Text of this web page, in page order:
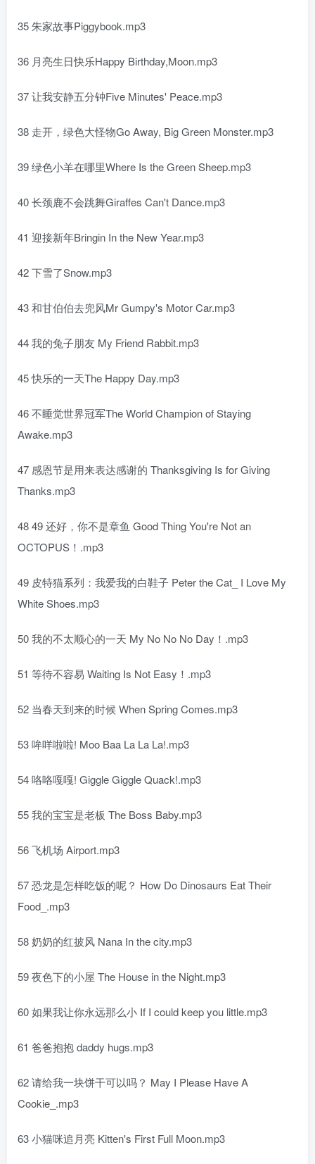
35 朱家故事Piggybook.mp3
36 月亮生日快乐Happy Birthday,Moon.mp3
37 让我安静五分钟Five Minutes' Peace.mp3
38 走开，绿色大怪物Go Away, Big Green Monster.mp3
39 绿色小羊在哪里Where Is the Green Sheep.mp3
40 长颈鹿不会跳舞Giraffes Can't Dance.mp3
41 迎接新年Bringin In the New Year.mp3
42 下雪了Snow.mp3
43 和甘伯伯去兜风Mr Gumpy's Motor Car.mp3
44 我的兔子朋友 My Friend Rabbit.mp3
45 快乐的一天The Happy Day.mp3
46 不睡觉世界冠军The World Champion of Staying
Awake.mp3
47 感恩节是用来表达感谢的 Thanksgiving Is for Giving
Thanks.mp3
48 49 还好，你不是章鱼 Good Thing You're Not an
OCTOPUS！.mp3
49 皮特猫系列：我爱我的白鞋子 Peter the Cat_ I Love My
White Shoes.mp3
50 我的不太顺心的一天 My No No No Day！.mp3
51 等待不容易 Waiting Is Not Easy！.mp3
52 当春天到来的时候 When Spring Comes.mp3
53 哞咩啦啦! Moo Baa La La La!.mp3
54 咯咯嘎嘎! Giggle Giggle Quack!.mp3
55 我的宝宝是老板 The Boss Baby.mp3
56 飞机场 Airport.mp3
57 恐龙是怎样吃饭的呢？ How Do Dinosaurs Eat Their
Food_.mp3
58 奶奶的红披风 Nana In the city.mp3
59 夜色下的小屋 The House in the Night.mp3
60 如果我让你永远那么小 If I could keep you little.mp3
61 爸爸抱抱 daddy hugs.mp3
62 请给我一块饼干可以吗？ May I Please Have A
Cookie_.mp3
63 小猫咪追月亮 Kitten's First Full Moon.mp3